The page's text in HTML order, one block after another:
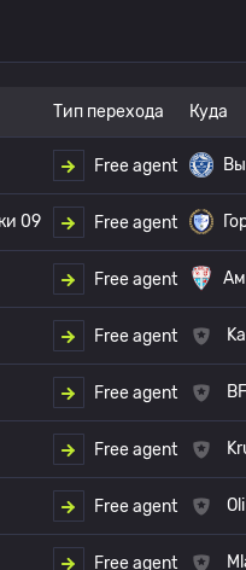
Тип перехода Куда
Free agent
09 Free agent
Free agent
Free agent
Free agent
Free agent
Free agent
Free agent